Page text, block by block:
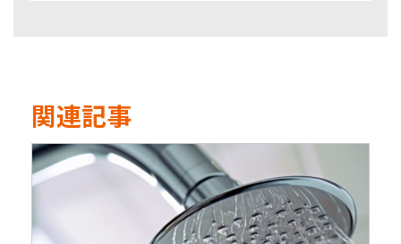
関連記事